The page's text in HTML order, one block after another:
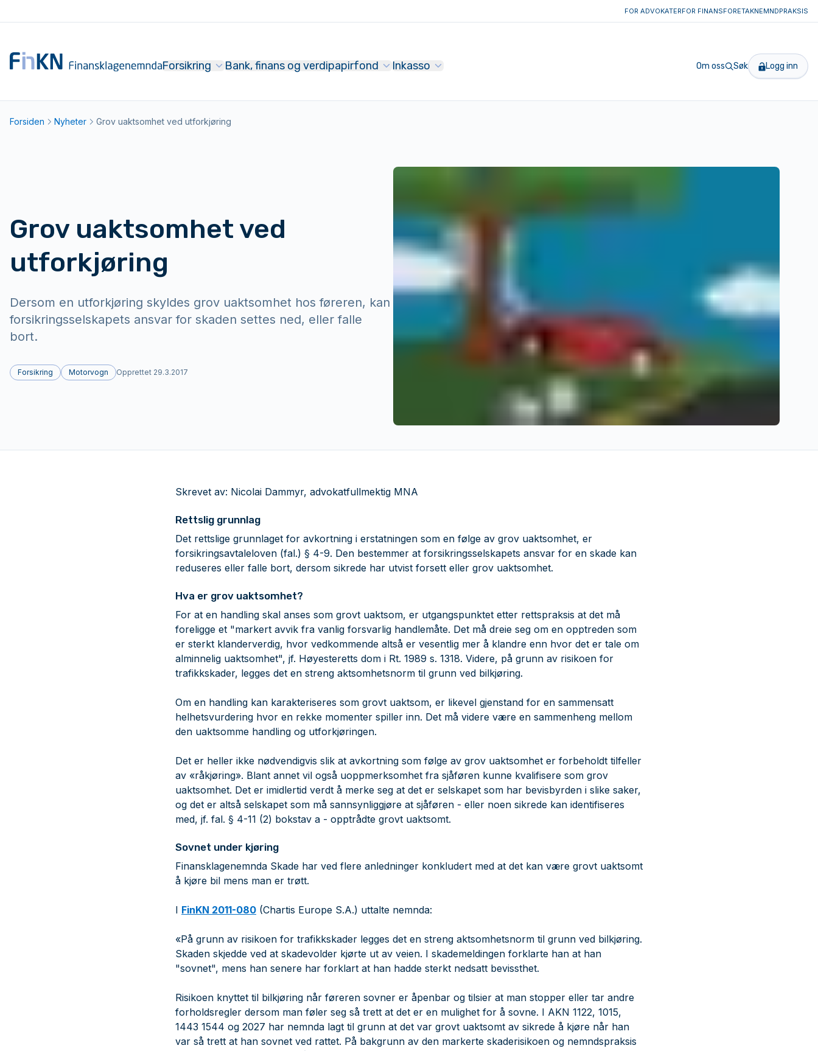
FOR ADVOKATERFOR FINANSFORETAKNEMNDPRAKSIS
Til forsiden
Forsikring Bank, finans og verdipapirfond Inkasso Om oss Søk Logg inn
Forsiden Nyheter Grov uaktsomhet ved utforkjøring
Grov uaktsomhet ved
utforkjøring
Dersom en utforkjøring skyldes grov uaktsomhet hos føreren, kan
forsikringsselskapets ansvar for skaden settes ned, eller falle
bort.
Forsikring Motorvogn Opprettet 29.3.2017
Skrevet av: Nicolai Dammyr, advokatfullmektig MNA
Rettslig grunnlag
Det rettslige grunnlaget for avkortning i erstatningen som en følge av grov uaktsomhet, er
forsikringsavtaleloven (fal.) § 4-9. Den bestemmer at forsikringsselskapets ansvar for en skade kan
reduseres eller falle bort, dersom sikrede har utvist forsett eller grov uaktsomhet.
Hva er grov uaktsomhet?
For at en handling skal anses som grovt uaktsom, er utgangspunktet etter rettspraksis at det må
foreligge et "markert avvik fra vanlig forsvarlig handlemåte. Det må dreie seg om en opptreden som
er sterkt klanderverdig, hvor vedkommende altså er vesentlig mer å klandre enn hvor det er tale om
alminnelig uaktsomhet", jf. Høyesteretts dom i Rt. 1989 s. 1318. Videre, på grunn av risikoen for
trafikkskader, legges det en streng aktsomhetsnorm til grunn ved bilkjøring.
Om en handling kan karakteriseres som grovt uaktsom, er likevel gjenstand for en sammensatt
helhetsvurdering hvor en rekke momenter spiller inn. Det må videre være en sammenheng mellom
den uaktsomme handling og utforkjøringen.
Det er heller ikke nødvendigvis slik at avkortning som følge av grov uaktsomhet er forbeholdt tilfeller
av «råkjøring». Blant annet vil også uoppmerksomhet fra sjåføren kunne kvalifisere som grov
uaktsomhet. Det er imidlertid verdt å merke seg at det er selskapet som har bevisbyrden i slike saker,
og det er altså selskapet som må sannsynliggjøre at sjåføren - eller noen sikrede kan identifiseres
med, jf. fal. § 4-11 (2) bokstav a - opptrådte grovt uaktsomt.
Sovnet under kjøring
Finansklagenemnda Skade har ved flere anledninger konkludert med at det kan være grovt uaktsomt
å kjøre bil mens man er trøtt.
I FinKN 2011-080 (Chartis Europe S.A.) uttalte nemnda:
«På grunn av risikoen for trafikkskader legges det en streng aktsomhetsnorm til grunn ved bilkjøring.
Skaden skjedde ved at skadevolder kjørte ut av veien. I skademeldingen forklarte han at han
"sovnet", mens han senere har forklart at han hadde sterkt nedsatt bevissthet.
Risikoen knyttet til bilkjøring når føreren sovner er åpenbar og tilsier at man stopper eller tar andre
forholdsregler dersom man føler seg så trett at det er en mulighet for å sovne. I AKN 1122, 1015,
1443 1544 og 2027 har nemnda lagt til grunn at det var grovt uaktsomt av sikrede å kjøre når han
var så trett at han sovnet ved rattet. På bakgrunn av den markerte skaderisikoen og nemndspraksis